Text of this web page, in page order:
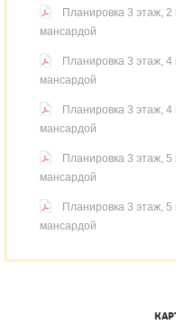
Планировка 3 этаж, 2
мансардой
Планировка 3 этаж, 4
мансардой
Планировка 3 этаж, 4
мансардой
Планировка 3 этаж, 5
мансардой
Планировка 3 этаж, 5
мансардой